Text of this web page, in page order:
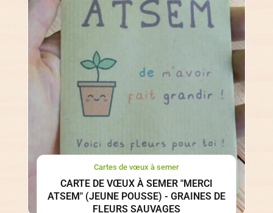
Cartes de vœux à semer
CARTE DE VŒUX À SEMER "MERCI
ATSEM" (JEUNE POUSSE) - GRAINES DE
FLEURS SAUVAGES